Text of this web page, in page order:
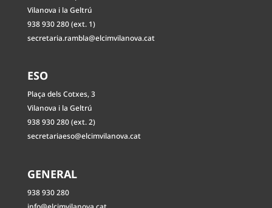
Vilanova i la Geltrú
938 930 280 (ext. 1)
secretaria.rambla@elcimvilanova.cat
ESO
Plaça dels Cotxes, 3
Vilanova i la Geltrú
938 930 280 (ext. 2)
secretariaeso@elcimvilanova.cat
GENERAL
938 930 280